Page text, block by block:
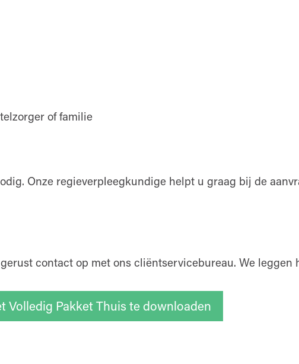
of familie
Onze regieverpleegkundige helpt u graag bij de
contact op met ons cliëntservicebureau. We
Volledig Pakket Thuis te downloaden